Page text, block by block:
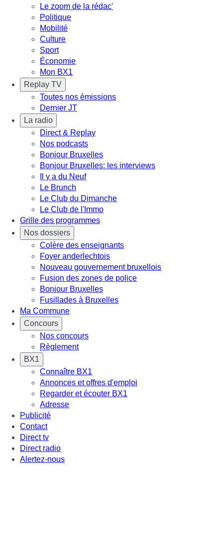
Le zoom de la rédac'
Politique
Mobilité
Culture
Sport
Économie
Mon BX1
Replay TV
Toutes nos émissions
Dernier JT
La radio
Direct & Replay
Nos podcasts
Bonjour Bruxelles
Bonjour Bruxelles: les interviews
Il y a du Neuf
Le Brunch
Le Club du Dimanche
Le Club de l'Immo
Grille des programmes
Nos dossiers
Colère des enseignants
Foyer anderlechtois
Nouveau gouvernement bruxellois
Fusion des zones de police
Bonjour Bruxelles
Fusillades à Bruxelles
Ma Commune
Concours
Nos concours
Règlement
BX1
Connaître BX1
Annonces et offres d'emploi
Regarder et écouter BX1
Adresse
Publicité
Contact
Direct tv
Direct radio
Alertez-nous